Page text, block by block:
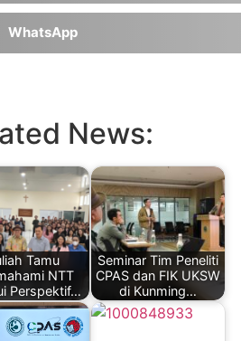
WhatsApp
News:
Tamu
NTT
Perspektif…
Seminar Tim Peneliti
CPAS dan FIK UKSW
di Kunming…